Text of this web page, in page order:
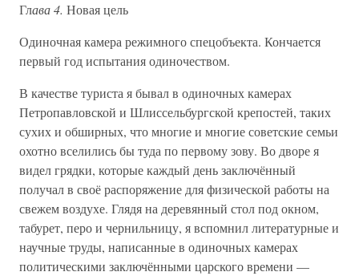
Глава 4. Новая цель
Одиночная камера режимного спецобъекта. Кончается
первый год испытания одиночеством.
В качестве туриста я бывал в одиночных камерах
Петропавловской и Шлиссельбургской крепостей, таких
сухих и обширных, что многие и многие советские семьи
охотно вселились бы туда по первому зову. Во дворе я
видел грядки, которые каждый день заключённый
получал в своё распоряжение для физической работы на
свежем воздухе. Глядя на деревянный стол под окном,
табурет, перо и чернильницу, я вспомнил литературные и
научные труды, написанные в одиночных камерах
политическими заключёнными царского времени —